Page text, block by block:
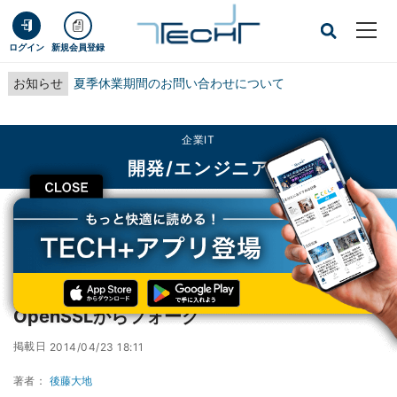
ログイン 新規会員登録
お知らせ 夏季休業期間のお問い合わせについて
CLOSE
企業IT
開発/エンジニア
TECH+ 企業IT
開発/エンジニア
OpenBSD、LibreSSLプロジェクトを開始 - OpenSSLからフォーク
OpenBSD、LibreSSLプロジェクトを開始 -
OpenSSLからフォーク
掲載日 2014/04/23 18:11
著者： 後藤大地